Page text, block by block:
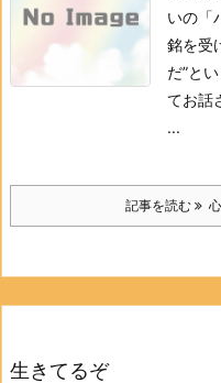
いの「
銘を受
だ”と
てお話
...
記事を読む
生きてるぞ